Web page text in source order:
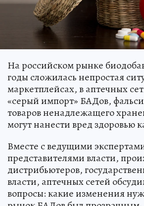
На российском рынке
годы сложилась непростая
маркетплейсах, в аптечных
«серый импорт» БАДов,
товаров ненадлежащего
могут нанести вред здоровью
Вместе с ведущими
представителями власти,
дистрибьютеров,
власти, аптечных сетей
вопросы: какие изменения